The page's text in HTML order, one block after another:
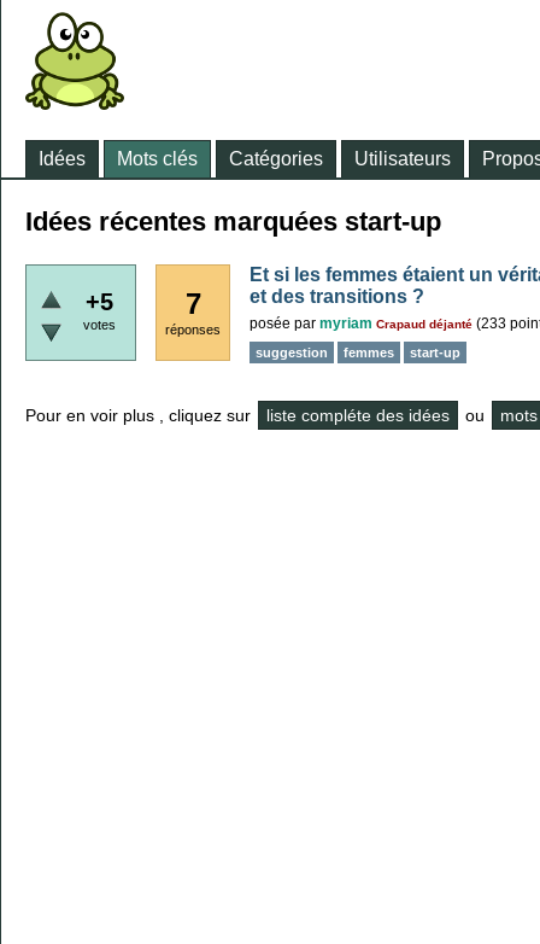
Idées Mots clés Catégories Utilisateurs
Idées récentes marquées start-up
+5
votes
7
réponses
Et si les femmes étaient un
et des transitions ?
posée par myriam Crapaud déjanté (233
suggestion femmes start-up
Pour en voir plus , cliquez sur liste compléte des idées ou